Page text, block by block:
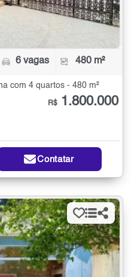
6 vagas 480 m²
com 4 quartos - 480 m²
R$ 1.800.000
Contatar